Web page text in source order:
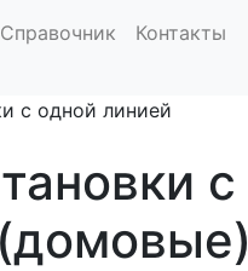
Справочник Контакты
с одной линией
с